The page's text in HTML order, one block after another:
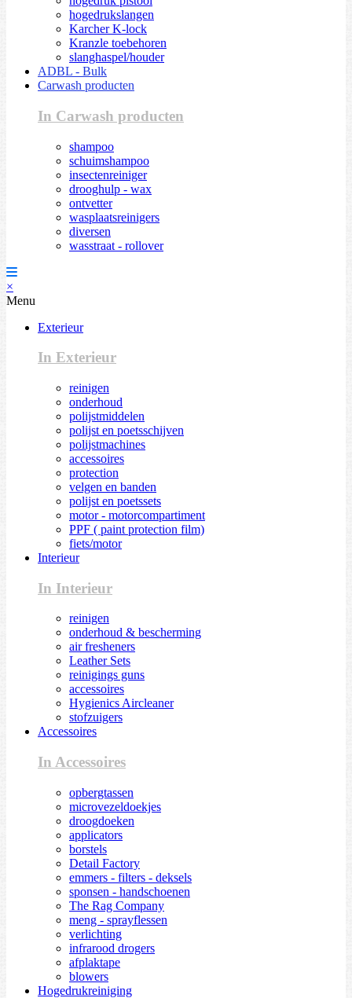
hogedrukslangen
Karcher K-lock
Kranzle toebehoren
slanghaspel/houder
ADBL - Bulk
Carwash producten
In Carwash producten
shampoo
schuimshampoo
insectenreiniger
drooghulp - wax
ontvetter
wasplaatsreinigers
diversen
wasstraat - rollover
×
Menu
Exterieur
In Exterieur
reinigen
onderhoud
polijstmiddelen
polijst en poetsschijven
polijstmachines
accessoires
protection
velgen en banden
polijst en poetssets
motor - motorcompartiment
PPF ( paint protection film)
fiets/motor
Interieur
In Interieur
reinigen
onderhoud & bescherming
air fresheners
Leather Sets
reinigings guns
accessoires
Hygienics Aircleaner
stofzuigers
Accessoires
In Accessoires
opbergtassen
microvezeldoekjes
droogdoeken
applicators
borstels
Detail Factory
emmers - filters - deksels
sponsen - handschoenen
The Rag Company
meng - sprayflessen
verlichting
infrarood drogers
afplaktape
blowers
Hogedrukreiniging